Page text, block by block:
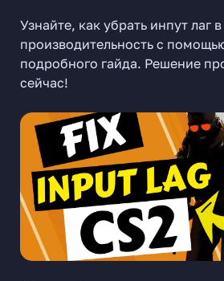
Узнайте, как убрать инпут лаг
производительность с
подробного гайда. Решение
сейчас!